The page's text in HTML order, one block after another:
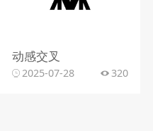
动感交叉
2025-07-28 320